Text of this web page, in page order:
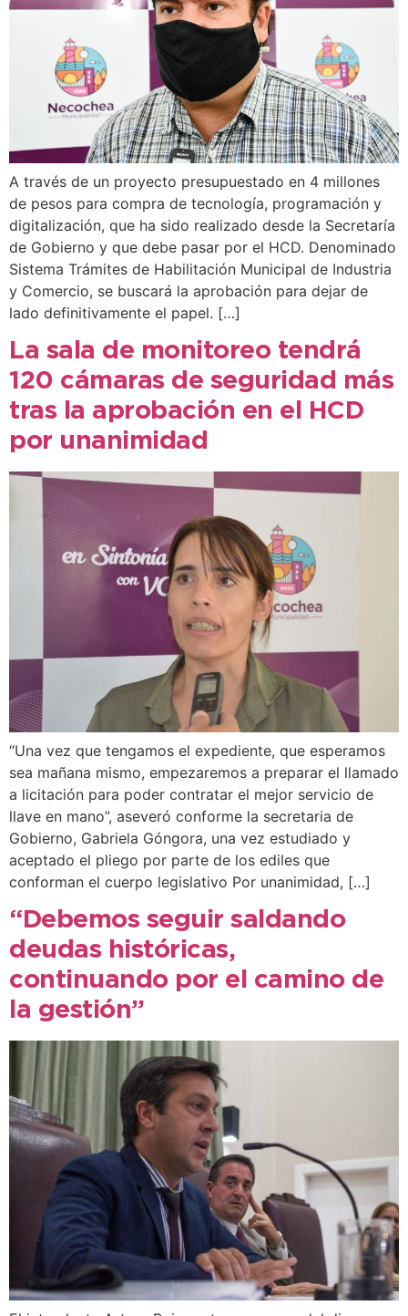
A través de un proyecto presupuestado en 4 millones
de pesos para compra de tecnología, programación y
digitalización, que ha sido realizado desde la Secretaría
de Gobierno y que debe pasar por el HCD. Denominado
Sistema Trámites de Habilitación Municipal de Industria
y Comercio, se buscará la aprobación para dejar de
lado definitivamente el papel. […]
La sala de monitoreo tendrá
120 cámaras de seguridad más
tras la aprobación en el HCD
por unanimidad
“Una vez que tengamos el expediente, que esperamos
sea mañana mismo, empezaremos a preparar el llamado
a licitación para poder contratar el mejor servicio de
llave en mano”, aseveró conforme la secretaria de
Gobierno, Gabriela Góngora, una vez estudiado y
aceptado el pliego por parte de los ediles que
conforman el cuerpo legislativo Por unanimidad, […]
“Debemos seguir saldando
deudas históricas,
continuando por el camino de
la gestión”